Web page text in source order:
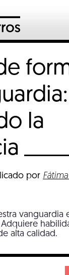
la
por
vanguardia
alta calidad.